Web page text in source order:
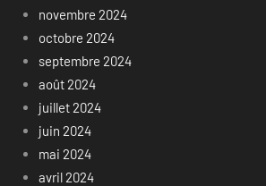
novembre 2024
octobre 2024
septembre 2024
août 2024
juillet 2024
juin 2024
mai 2024
avril 2024